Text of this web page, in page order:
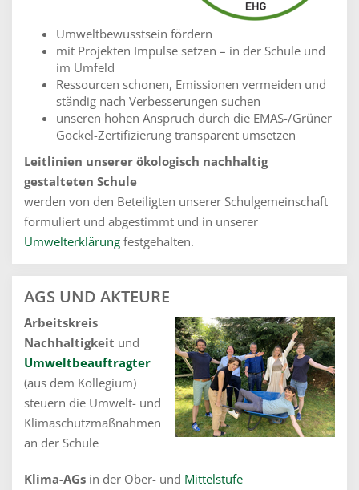
Umweltbewusstsein fördern
mit Projekten Impulse setzen – in der Schule und
im Umfeld
Ressourcen schonen, Emissionen vermeiden und
ständig nach Verbesserungen suchen
unseren hohen Anspruch durch die EMAS-/Grüner
Gockel-Zertifizierung transparent umsetzen
Leitlinien unserer ökologisch nachhaltig
gestalteten Schule
werden von den Beteiligten unserer Schulgemeinschaft
formuliert und abgestimmt und in unserer
Umwelterklärung festgehalten.
AGS UND AKTEURE
Arbeitskreis
Nachhaltigkeit und
Umweltbeauftragter
(aus dem Kollegium)
steuern die Umwelt- und
Klimaschutzmaßnahmen
an der Schule
Klima-AGs in der Ober- und Mittelstufe